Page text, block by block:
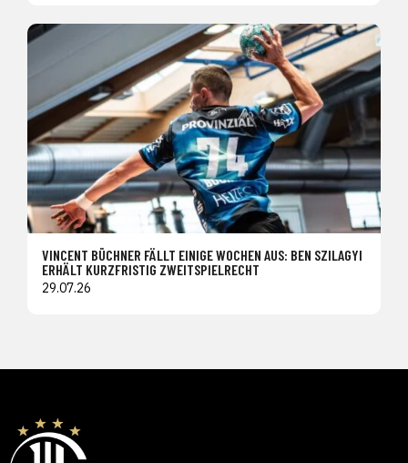
VINCENT BÜCHNER FÄLLT EINIGE WOCHEN AUS: BEN SZILAGYI
ERHÄLT KURZFRISTIG ZWEITSPIELRECHT
29.07.26